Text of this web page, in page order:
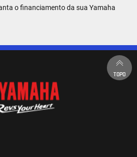
o financiamento da sua Yamaha
TOPO